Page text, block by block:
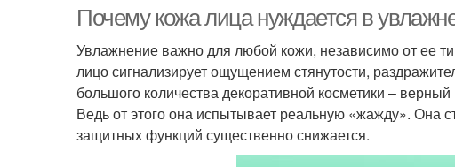
Почему кожа лица нуждается в
Увлажнение важно для любой кожи, независимо от ее
лицо сигнализирует ощущением стянутости,
большого количества декоративной косметики –
Ведь от этого она испытывает реальную «жажду». Она
защитных функций существенно снижается.